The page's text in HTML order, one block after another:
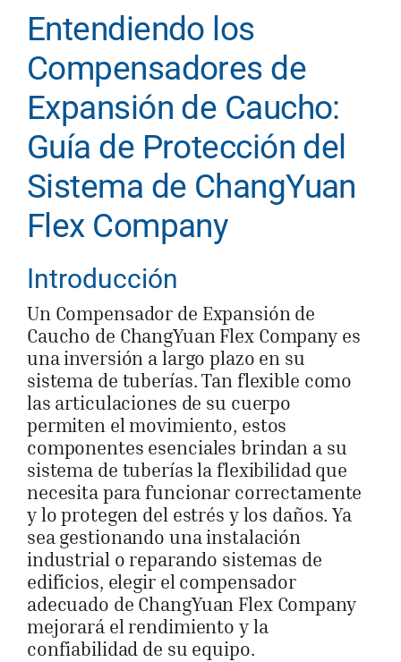
Entendiendo los
Compensadores de
Expansión de Caucho:
Guía de Protección del
Sistema de ChangYuan
Flex Company
Introducción
Un Compensador de Expansión de
Caucho de ChangYuan Flex Company es
una inversión a largo plazo en su
sistema de tuberías. Tan flexible como
las articulaciones de su cuerpo
permiten el movimiento, estos
componentes esenciales brindan a su
sistema de tuberías la flexibilidad que
necesita para funcionar correctamente
y lo protegen del estrés y los daños. Ya
sea gestionando una instalación
industrial o reparando sistemas de
edificios, elegir el compensador
adecuado de ChangYuan Flex Company
mejorará el rendimiento y la
confiabilidad de su equipo.